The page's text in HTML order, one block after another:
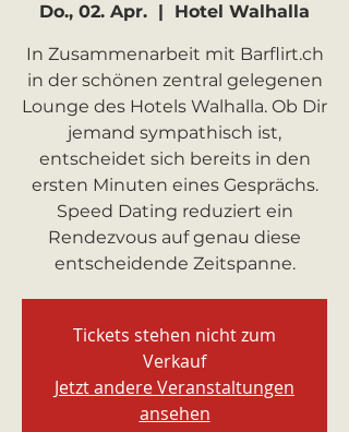
Do., 02. Apr.
  |
Hotel Walhalla
In Zusammenarbeit mit Barflirt.ch
in der schönen zentral gelegenen
Lounge des Hotels Walhalla. Ob Dir
jemand sympathisch ist,
entscheidet sich bereits in den
ersten Minuten eines Gesprächs.
Speed Dating reduziert ein
Rendezvous auf genau diese
entscheidende Zeitspanne.
Tickets stehen nicht zum
Verkauf
Jetzt andere Veranstaltungen
ansehen